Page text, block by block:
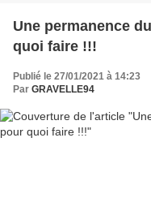
Une permanence
quoi faire !!!
Publié le 27/01/2021 à 14:23
Par GRAVELLE94